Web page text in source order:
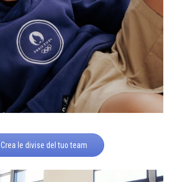
Crea le divise del tuo team